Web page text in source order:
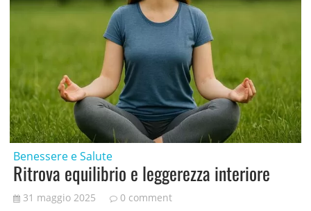
Benessere e Salute
Ritrova equilibrio e leggerezza interiore
31 maggio 2025 0 comment